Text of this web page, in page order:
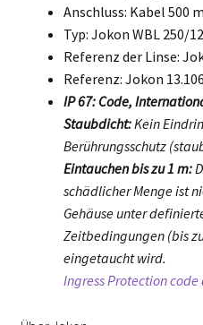
Anschluss: Kabel 500
Typ: Jokon WBL 250/
Referenz der Linse:
Referenz: Jokon
IP 67: Code,
Staubdicht:Kein
Berührungsschutz
Eintauchen bis zu 1 m:
schädlicher Menge ist
Gehäuse unter
Zeitbedingungen (bis
eingetaucht wird.
Ingress Protection